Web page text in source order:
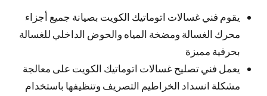
يقوم فني غسالات اتوماتيك الكويت بصيانة جميع أجزاء
محرك الغسالة ومضخة المياه والحوض الداخلي للغسالة
بحرفية مميزة
يعمل فني تصليح غسالات اتوماتيك الكويت على معالجة
مشكلة انسداد الخراطيم التصريف وتنظيفها باستخدام